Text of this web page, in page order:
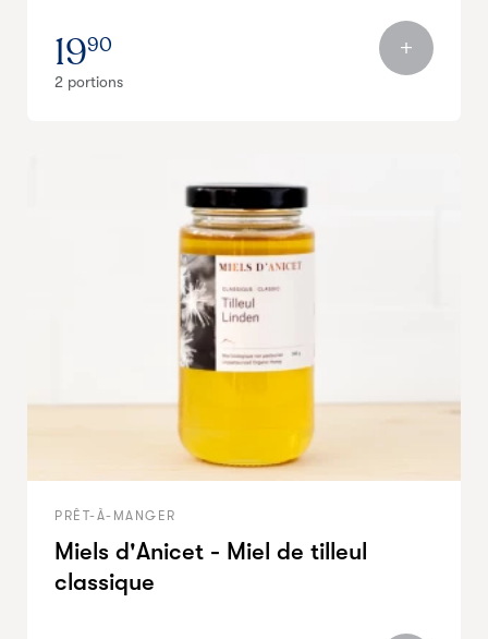
1990
2 portions
PRÊT-À-MANGER
Miels d'Anicet - Miel de tilleul
classique